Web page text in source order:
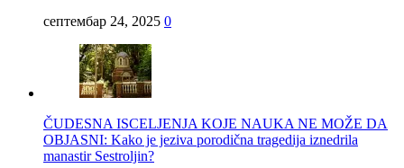
септембар 24, 2025 0
ČUDESNA ISCELJENJA KOJE NAUKA NE MOŽE DA
OBJASNI: Kako je jeziva porodična tragedija iznedrila
manastir Sestroljin?